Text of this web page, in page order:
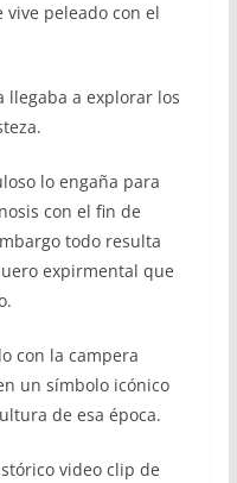
peleado con el
llegaba a explorar los
lo engaña para
con el fin de
todo resulta
expirmental que
con la campera
un símbolo icónico
de esa época.
video clip de